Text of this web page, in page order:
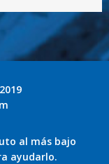
al más bajo
ayudarlo.